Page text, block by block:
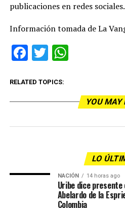
publicaciones en redes sociales.
Información tomada de La
Facebook
Twitter
RELATED TOPICS:
YOU MAY
LO
NACIÓN 14 horas ago
Uribe dice
Abelardo de la
Colombia